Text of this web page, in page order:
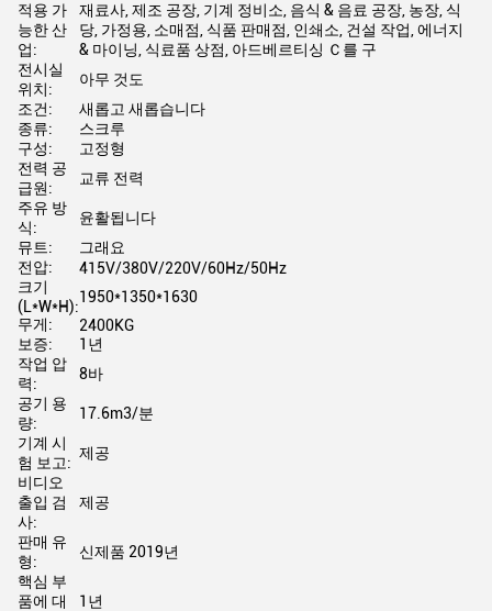
적용 가
능한 산
업:
재료사, 제조 공장, 기계 정비소, 음식 & 음료 공장, 농장, 식
당, 가정용, 소매점, 식품 판매점, 인쇄소, 건설 작업, 에너지
& 마이닝, 식료품 상점, 아드베르티싱 Ｃ를 구
전시실
위치:
아무 것도
조건:
새롭고 새롭습니다
종류:
스크루
구성:
고정형
전력 공
급원:
교류 전력
주유 방
식:
윤활됩니다
뮤트:
그래요
전압:
415V/380V/220V/60Hz/50Hz
크기
(L*W*H):
1950*1350*1630
무게:
2400KG
보증:
1년
작업 압
력:
8바
공기 용
량:
17.6m3/분
기계 시
험 보고:
제공
비디오
출입 검
사:
제공
판매 유
형:
신제품 2019년
핵심 부
품에 대
1년